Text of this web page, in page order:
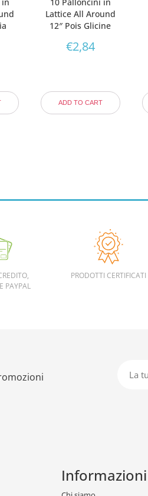
Lattice All Around
12″ Pois Glicine
€2,84
ADD TO CART
PAYPAL
PRODOTTI CERTIFICATI
Informazioni